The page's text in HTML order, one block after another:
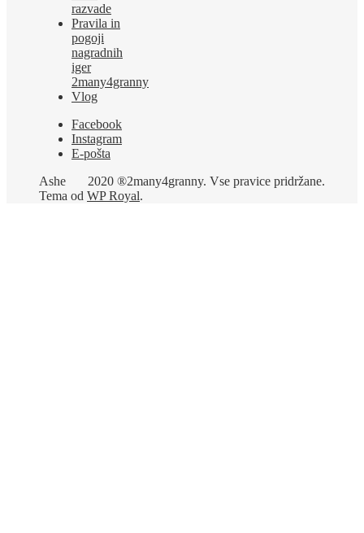
razvade
Pravila in
pogoji
nagradnih
iger
2many4granny
Vlog
Facebook
Instagram
E-pošta
2020 ®2many4granny. Vse pravice pridržane.
Ashe
Tema od WP Royal.